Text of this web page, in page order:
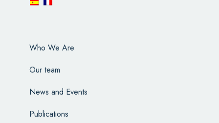
Who We Are
Our team
News and Events
Publications